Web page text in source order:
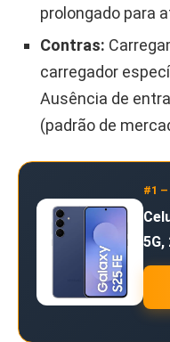
prolongado para
Contras:
carregador
Ausência de
(padrão de
#1 –
5G,